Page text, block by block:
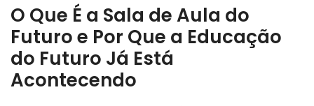
O Que É a Sala de Aula do
Futuro e Por Que a Educação
do Futuro Já Está
Acontecendo